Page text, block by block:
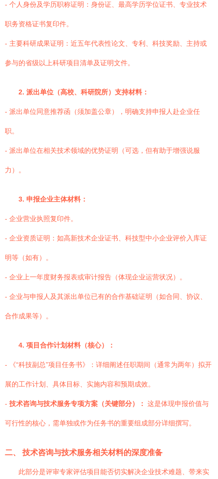
- 个人身份及学历职称证明：身份证、最高学历学位证书、专业技术
职务资格证书复印件。
- 主要科研成果证明：近五年代表性论文、专利、科技奖励、主持或
参与的省级以上科研项目清单及证明文件。
2. 派出单位（高校、科研院所）支持材料：
- 派出单位同意推荐函（须加盖公章），明确支持申报人赴企业任
职。
- 派出单位在相关技术领域的优势证明（可选，但有助于增强说服
力）。
3. 申报企业主体材料：
- 企业营业执照复印件。
- 企业资质证明：如高新技术企业证书、科技型中小企业评价入库证
明等（如有）。
- 企业上一年度财务报表或审计报告（体现企业运营状况）。
- 企业与申报人及其派出单位已有的合作基础证明（如合同、协议、
合作成果等）。
4. 项目合作计划材料（核心）：
- 《“科技副总”项目任务书》：详细阐述任职期间（通常为两年）拟开
展的工作计划、具体目标、实施内容和预期成效。
- 技术咨询与技术服务专项方案（关键部分）： 这是体现申报价值与
可行性的核心，需单独或作为任务书的重要组成部分详细撰写。
二、 技术咨询与技术服务相关材料的深度准备
此部分是评审专家评估项目能否切实解决企业技术难题、带来实